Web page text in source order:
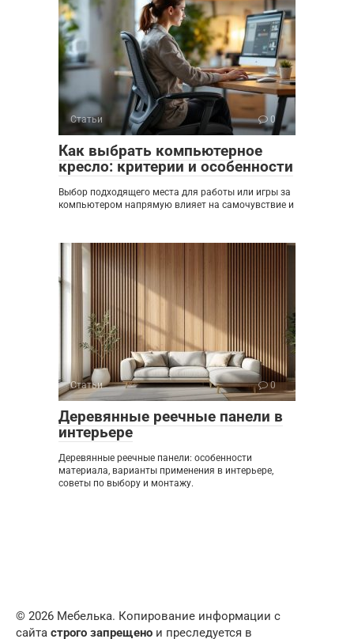
Статьи 0
Как выбрать компьютерное
кресло: критерии и особенности
Выбор подходящего места для работы или игры за
компьютером напрямую влияет на самочувствие и
Статьи 0
Деревянные реечные панели в
интерьере
Деревянные реечные панели: особенности
материала, варианты применения в интерьере,
советы по выбору и монтажу.
© 2026 Мебелька. Копирование информации с
сайта строго запрещено и преследуется в